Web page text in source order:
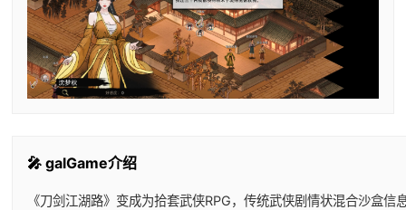
🎤 galGame介绍
《刀剑江湖路》变成为拾套武侠RPG，传统武侠剧情状混合沙盒